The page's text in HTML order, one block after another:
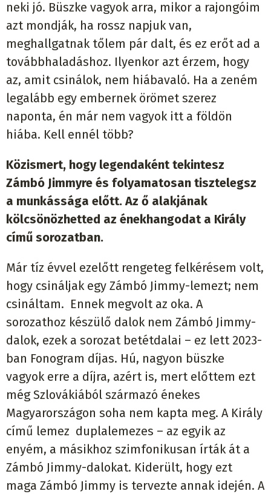
neki jó. Büszke vagyok arra, mikor a rajongóim
azt mondják, ha rossz napjuk van,
meghallgatnak tőlem pár dalt, és ez erőt ad a
továbbhaladáshoz. Ilyenkor azt érzem, hogy
az, amit csinálok, nem hiábavaló. Ha a zeném
legalább egy embernek örömet szerez
naponta, én már nem vagyok itt a földön
hiába. Kell ennél több?
Közismert, hogy legendaként tekintesz
Zámbó Jimmyre és folyamatosan tisztelegsz
a munkássága előtt. Az ő alakjának
kölcsönözhetted az énekhangodat a Király
című sorozatban.
Már tíz évvel ezelőtt rengeteg felkérésem volt,
hogy csináljak egy Zámbó Jimmy-lemezt; nem
csináltam. Ennek megvolt az oka. A
sorozathoz készülő dalok nem Zámbó Jimmy-
dalok, ezek a sorozat betétdalai – ez lett 2023-
ban Fonogram díjas. Hú, nagyon büszke
vagyok erre a díjra, azért is, mert előttem ezt
még Szlovákiából származó énekes
Magyarországon soha nem kapta meg. A Király
című lemez duplalemezes – az egyik az
enyém, a másikhoz szimfonikusan írták át a
Zámbó Jimmy-dalokat. Kiderült, hogy ezt
maga Zámbó Jimmy is tervezte annak idején. A